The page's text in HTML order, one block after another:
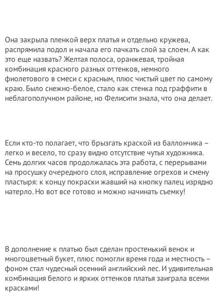
Она закрыла пленкой верх платья и отдельно кружева,
распрямила подол и начала его пачкать слой за слоем. А как
это еще назвать? Желтая полоса, оранжевая, тройная
комбинация красного разных оттенков, немного
фиолетового в смеси с красным, плюс чистый цвет по самому
краю. Было снежно-белое, стало как стенка под граффити в
неблагополучном районе, но Фелисити знала, что она делает.
Если кто-то полагает, что брызгать краской из баллончика –
легко и весело, то сразу видно отсутствие чутья художника.
Семь долгих часов продолжалась эта работа, с перерывами
на просушку очередного слоя, исправление огрехов и смену
пластыря: к концу покраски жавший на кнопку палец изрядно
натерло. Но вот все готово и можно начинать съемку!
В дополнение к платью был сделан простенький венок и
многоцветный букет, плюс помогли время года и местность –
фоном стал чудесный осенний английский лес. И удивительная
комбинация белого и ярких оттенков платья заиграла всеми
красками!